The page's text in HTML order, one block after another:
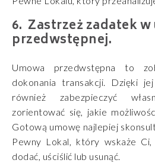
Zastrzeż zadatek
przedwstępnej.
Umowa przedwstępna to
dokonania transakcji. Dzięki
również zabezpieczyć
zorientować się, jakie
Gotową umowę najlepiej
Pewny Lokal, który wskaże
dodać, uściślić lub usunąć.